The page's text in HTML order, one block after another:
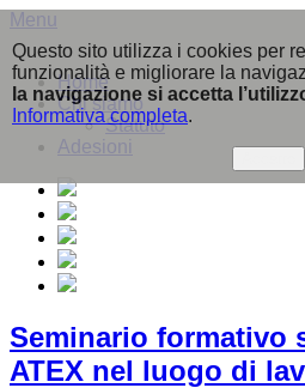
Questo sito utilizza i cookies per
funzionalità e migliorare la
la navigazione si accetta
Informativa completa.
Menu
Home
Chi siamo
Statuto
Adesioni
Seminario formativo
ATEX nel luogo di